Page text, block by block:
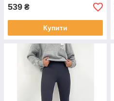
539 ₴
Купити